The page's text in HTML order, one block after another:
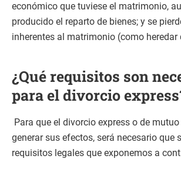
económico que tuviese el matrimonio,
producido el reparto de bienes; y se
inherentes al matrimonio (como heredar
¿Qué requisitos son
para el divorcio
Para que el divorcio express o de
generar sus efectos, será necesario que
requisitos legales que exponemos a